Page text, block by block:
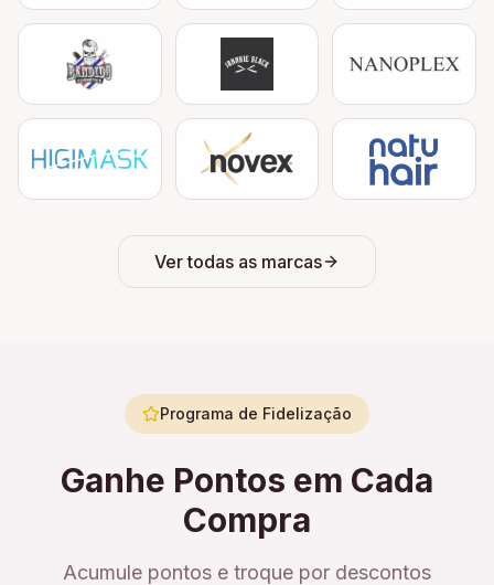
Ver todas as marcas
Programa de Fidelização
Ganhe Pontos em Cada
Compra
Acumule pontos e troque por descontos